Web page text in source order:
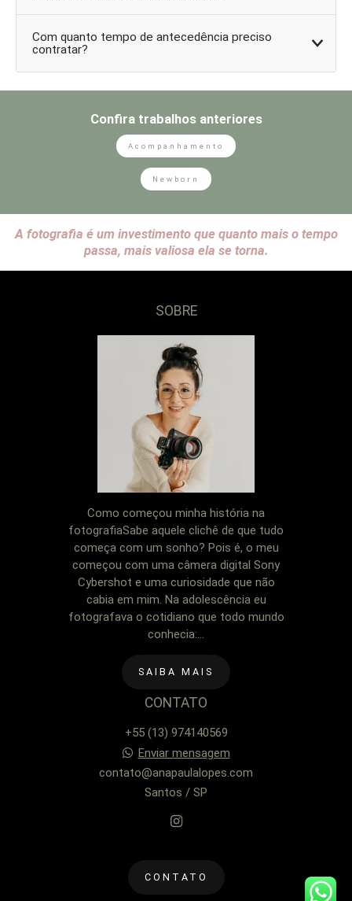
Com quanto tempo de antecedência preciso
contratar?
Confira trabalhos anteriores
Acompanhamento
Newborn
A fotografia é um investimento que quanto mais o tempo
passa, mais valiosa ela se torna.
SOBRE
Como começou minha história na
fotografiaSabe aquele clichê de que tudo
começa com um sonho? Pois é, o meu
começou com uma câmera digital Sony
Cybershot e uma curiosidade que não
cabia em mim. Na adolescência eu
fotografava o cotidiano que todo mundo
conhecia:...
SAIBA MAIS
CONTATO
+55 (13) 974140569
Enviar mensagem
contato@anapaulalopes.com
Santos / SP
CONTATO